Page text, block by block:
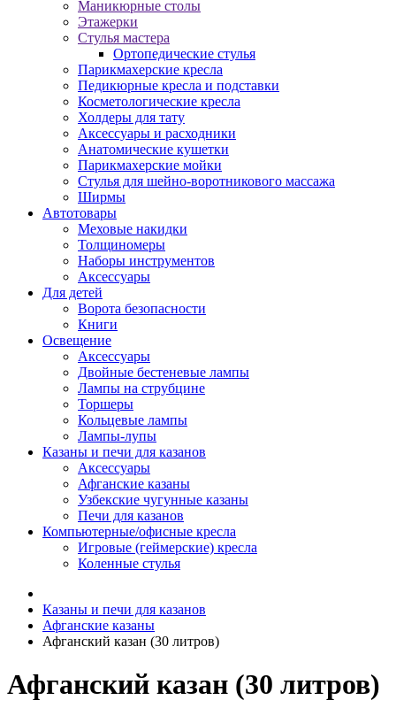
Маникюрные столы
Этажерки
Стулья мастера
Ортопедические стулья
Парикмахерские кресла
Педикюрные кресла и подставки
Косметологические кресла
Холдеры для тату
Аксессуары и расходники
Анатомические кушетки
Парикмахерские мойки
Стулья для шейно-воротникового массажа
Ширмы
Автотовары
Меховые накидки
Толщиномеры
Наборы инструментов
Аксессуары
Для детей
Ворота безопасности
Книги
Освещение
Аксессуары
Двойные бестеневые лампы
Лампы на струбцине
Торшеры
Кольцевые лампы
Лампы-лупы
Казаны и печи для казанов
Аксессуары
Афганские казаны
Узбекские чугунные казаны
Печи для казанов
Компьютерные/офисные кресла
Игровые (геймерские) кресла
Коленные стулья
Казаны и печи для казанов
Афганские казаны
Афганский казан (30 литров)
Афганский казан (30 литров)